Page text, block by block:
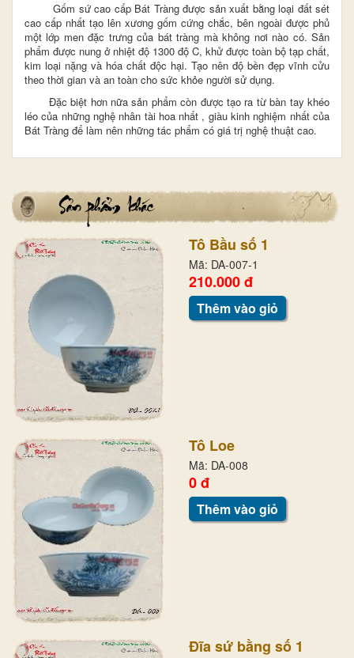
Gốm sứ cao cấp Bát Tràng được sản xuất bằng loại đất sét
cao cấp nhất tạo lên xương gốm cứng chắc, bên ngoài được phủ
một lớp men đặc trưng của bát tràng mà không nơi nào có. Sản
phẩm được nung ở nhiệt độ 1300 độ C, khử được toàn bộ tạp chất,
kim loại nặng và hóa chất độc hại. Tạo nên độ bền đẹp vĩnh cửu
theo thời gian và an toàn cho sức khỏe người sử dụng.
Đặc biệt hơn nữa sản phẩm còn được tạo ra từ bàn tay khéo
léo của những nghệ nhân tài hoa nhất , giàu kinh nghiệm nhất của
Bát Tràng để làm nên những tác phẩm có giá trị nghệ thuật cao.
Tô Bầu số 1
Mã: DA-007-1
210.000 đ
Thêm vào giỏ
Tô Loe
Mã: DA-008
0 đ
Thêm vào giỏ
Đĩa sứ bằng số 1